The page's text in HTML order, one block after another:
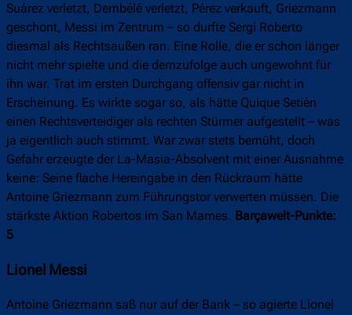
Suárez verletzt, Dembélé verletzt, Pérez verkauft, Griezmann
geschont, Messi im Zentrum – so durfte Sergi Roberto
diesmal als Rechtsaußen ran. Eine Rolle, die er schon länger
nicht mehr spielte und die demzufolge auch ungewohnt für
ihn war. Trat im ersten Durchgang offensiv gar nicht in
Erscheinung. Es wirkte sogar so, als hätte Quique Setién
einen Rechtsverteidiger als rechten Stürmer aufgestellt – was
ja eigentlich auch stimmt. War zwar stets bemüht, doch
Gefahr erzeugte der La-Masia-Absolvent mit einer Ausnahme
keine: Seine flache Hereingabe in den Rückraum hätte
Antoine Griezmann zum Führungstor verwerten müssen. Die
stärkste Aktion Robertos im San Mames. Barçawelt-Punkte:
5
Lionel Messi
Antoine Griezmann saß nur auf der Bank – so agierte Lionel